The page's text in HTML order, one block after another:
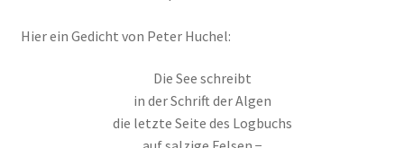
Hier ein Gedicht von Peter Huchel:
Die See schreibt
in der Schrift der Algen
die letzte Seite des Logbuchs